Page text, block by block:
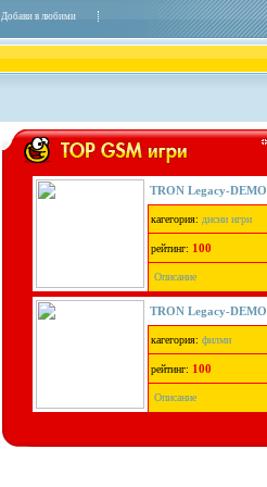
Добави в любими
TRON Legacy-DEMO
кагегория: дисни игри
рейтинг: 100
Описание
TRON Legacy-DEMO
кагегория: филми
рейтинг: 100
Описание